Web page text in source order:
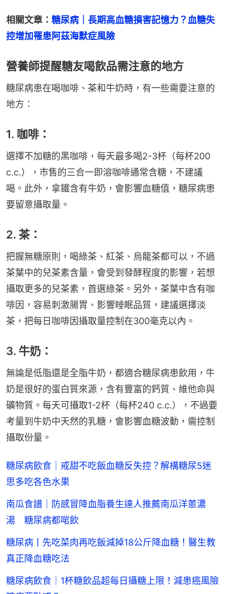
相關文章： 糖尿病｜長期高血糖損害記憶力？血糖失
控增加罹患阿茲海默症風險
營養師提醒糖友喝飲品需注意的地方
糖尿病患在喝咖啡、茶和牛奶時，有一些需要注意的
地方：
1. 咖啡：
選擇不加糖的黑咖啡，每天最多喝2-3杯（每杯200
c.c.），市售的三合一即溶咖啡通常含糖，不建議
喝。此外，拿鐵含有牛奶，會影響血糖值，糖尿病患
要留意攝取量。
2. 茶：
把握無糖原則，喝綠茶、紅茶、烏龍茶都可以，不過
茶葉中的兒茶素含量，會受到發酵程度的影響，若想
攝取更多的兒茶素，首選綠茶。另外，茶葉中含有咖
啡因，容易刺激腸胃、影響睡眠品質，建議選擇淡
茶，把每日咖啡因攝取量控制在300毫克以內。
3. 牛奶：
無論是低脂還是全脂牛奶，都適合糖尿病患飲用，牛
奶是很好的蛋白質來源，含有豐富的鈣質、維他命與
礦物質。每天可攝取1-2杯（每杯240 c.c.），不過要
考量到牛奶中天然的乳糖，會影響血糖波動，需控制
攝取份量。
糖尿病飲食｜戒甜不吃飯血糖反失控？解構糖尿5迷
思多吃各色水果
南瓜食譜｜防感冒降血脂養生達人推薦南瓜洋蔥濃
湯 糖尿病都啱飲
糖尿病丨先吃菜肉再吃飯減掉18公斤降血糖！醫生教
真正降血糖吃法
糖尿病飲食｜1杯糖飲品超每日攝糖上限！減患癌風險